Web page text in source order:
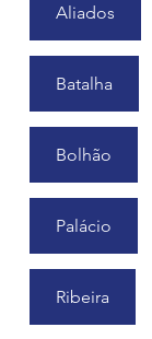
Aliados
Batalha
Bolhão
Palácio
Ribeira